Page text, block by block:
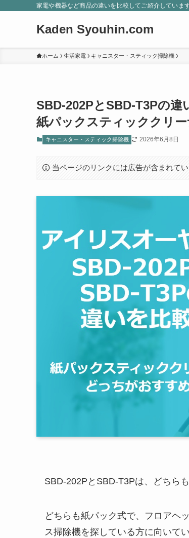
家電や機器など商品の違いを比較してご紹介していま
Kaden Syouhin.com
ホーム 生活家電 キャニスター・スティック掃除機
SBD-202PとSBD-T3Pの
紙パックスティッククリ
キャニスター・スティック掃除機 2026年6月8日
当ページのリンクには広告が含まれてい
SBD-202PとSBD-T3Pは、どちら
どちらも紙パック式で、フロアヘ
ス掃除機を探している方に向いてい